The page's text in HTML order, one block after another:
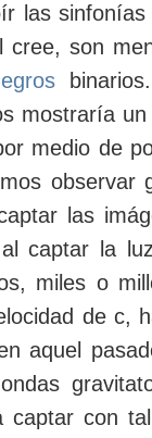
las
cree, son
mostraría
medio de
observar
las
captar la
miles o
de c,
aquel
captar con